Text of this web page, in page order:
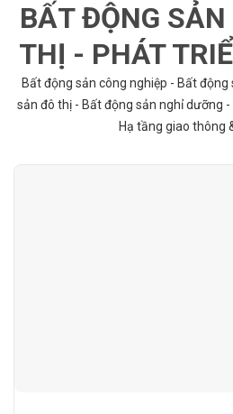
BẤT ĐỘNG
THỊ - PHÁT
Bất động sản công nghiệp - Bất
sản đô thị - Bất động sản nghỉ dưỡng
Hạ tầng giao thông